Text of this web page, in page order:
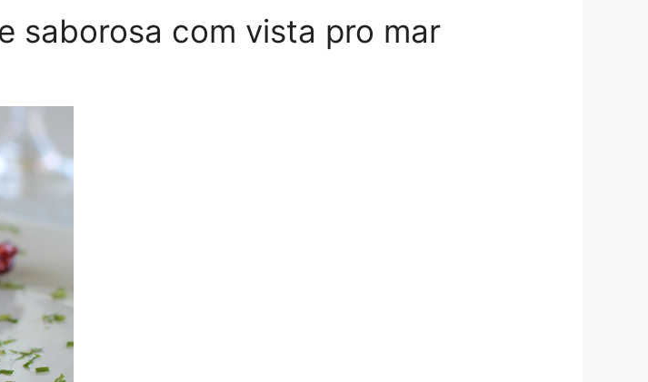
saborosa com vista pro mar